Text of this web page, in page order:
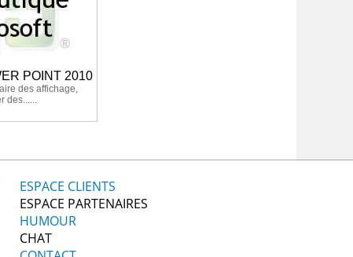
POINT 2010
des affichage,
des......
ESPACE CLIENTS
ESPACE PARTENAIRES
HUMOUR
CHAT